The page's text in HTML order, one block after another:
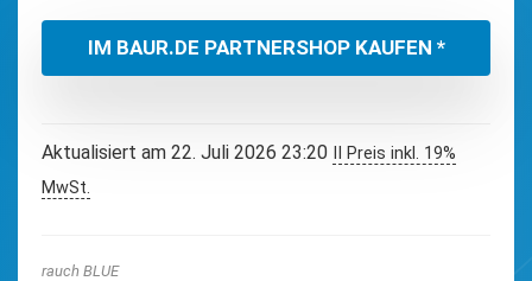
IM BAUR.DE PARTNERSHOP KAUFEN *
Aktualisiert am 22. Juli 2026 23:20
II Preis inkl. 19%
MwSt.
rauch BLUE